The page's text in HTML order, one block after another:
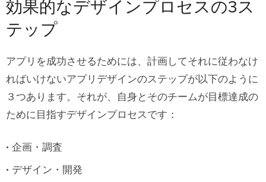
ステップ2 デザイン・開発
最適なアプリデザイン戦略を立てるに
は
1. アイデアの確定
2. 予算の算出
3. KPIの設定
効果的なデザインプロセスの3ス
テップ
アプリを成功させるためには、計画してそれに従わなけ
ればいけないアプリデザインのステップが以下のように
３つあります。それが、自身とそのチームが目標達成の
ために目指すデザインプロセスです：
企画・調査
デザイン・開発